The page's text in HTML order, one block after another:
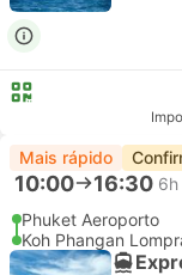
Mais rápido
10:00 16:30
Phuket Aeroporto
Koh Phangan